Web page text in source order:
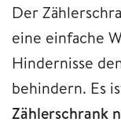
Der
eine einfache
Hindernisse
behindern. Es
Zählerschrank